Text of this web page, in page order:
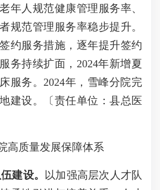
年人规范健康管理服务率、
规范管理服务率稳步提升。
约服务措施，逐年提升签约
务持续扩面，2024年新增夏
服务。2024年，雪峰分院完
建设。〔责任单位：县总医
质量发展保障体系
建设。
以加强高层次人才队